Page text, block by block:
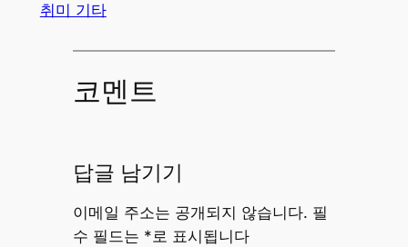
취미 기타
코멘트
답글 남기기
이메일 주소는 공개되지 않습니다. 필
수 필드는 *로 표시됩니다